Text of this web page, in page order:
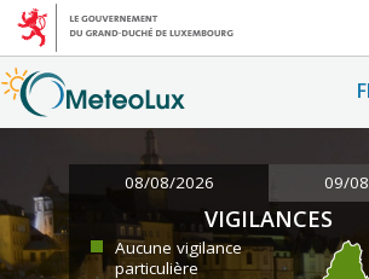
08/08/2026 09/
VIGILANCES
Aucune vigilance
particulière